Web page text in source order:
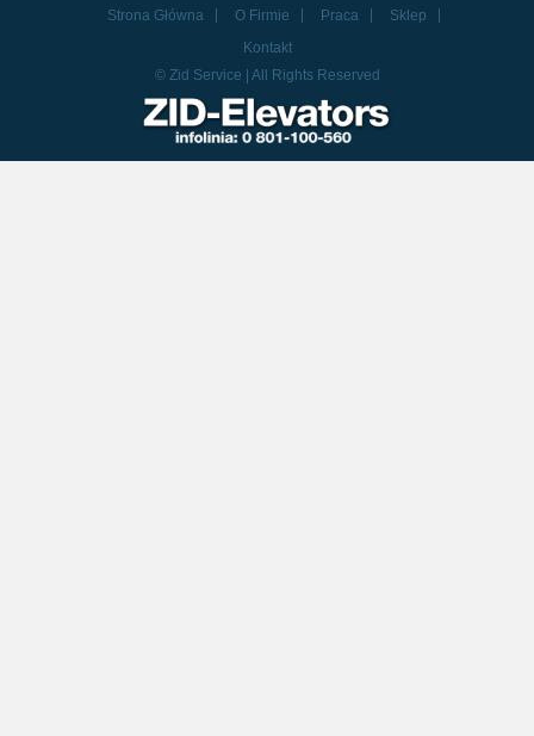
Strona Główna O Firmie Praca
Sklep
Kontakt
© Zid Service | All Rights Reserved